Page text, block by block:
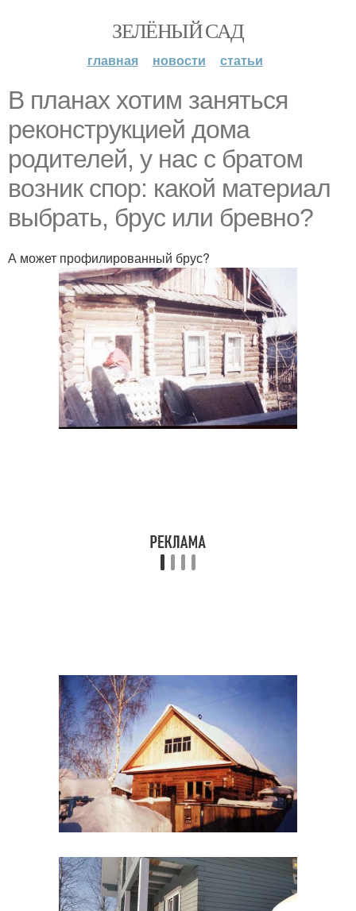
ЗЕЛЁНЫЙ САД
главная новости статьи
В планах хотим заняться
реконструкцией дома
родителей, у нас с братом
возник спор: какой материал
выбрать, брус или бревно?
А может профилированный брус?